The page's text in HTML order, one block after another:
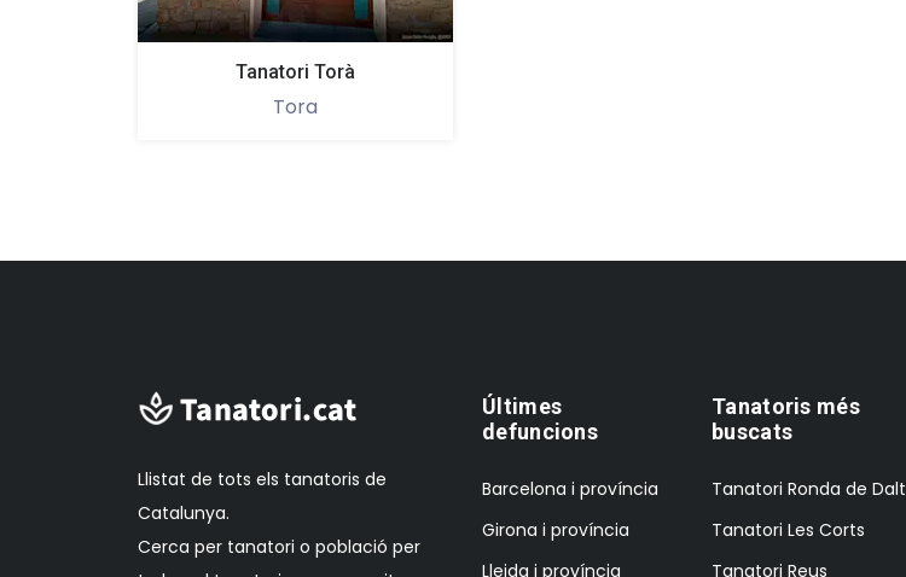
Tanatori Torà
Tora
Llistat de tots els tanatoris de
Catalunya.
Cerca per tanatori o població per
Últimes
defuncions
Barcelona i província
Girona i província
Lleida i província
Tanatoris més
buscats
Tanatori Ronda de Dalt
Tanatori Les Corts
Tanatori Reus